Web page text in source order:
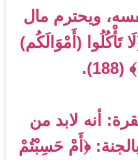
ويحترم مال
تَأْكُلُوا (أَمْوَالَكُم)
أنه لابد من
بالجنة: ﴿أَمْ حَسِبْتُمْ